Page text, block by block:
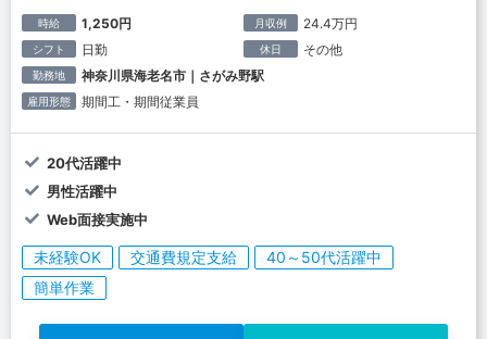
時給 1,250円 月収例 24.4万円
シフト 日勤 休日 その他
勤務地 神奈川県海老名市｜さがみ野駅
雇用形態 期間工・期間従業員
20代活躍中
男性活躍中
Web面接実施中
未経験OK 交通費規定支給
40～50代活躍中
簡単作業